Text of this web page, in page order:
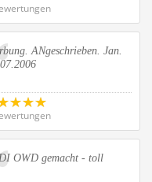
ANgeschrieben. Jan.
OWD gemacht - toll